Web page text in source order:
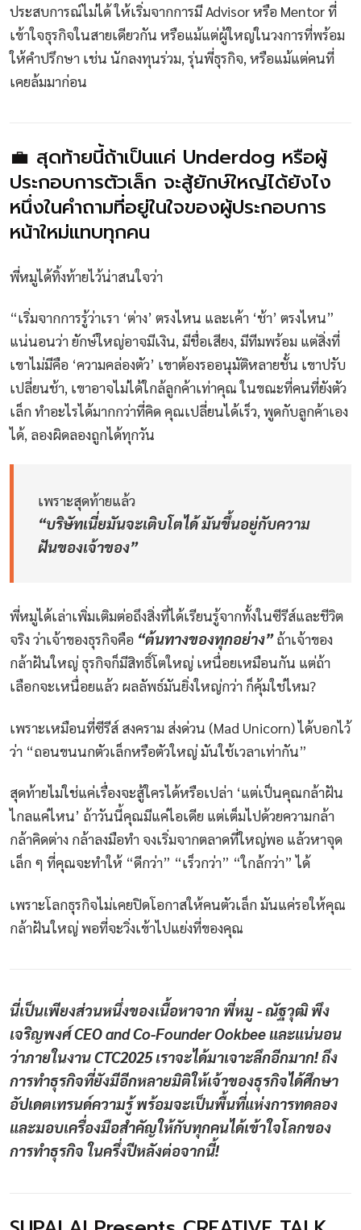
ประสบการณ์ไม่ได้ ให้เริ่มจากการมี Advisor หรือ Mentor ที่
เข้าใจธุรกิจในสายเดียวกัน หรือแม้แต่ผู้ใหญ่ในวงการที่พร้อม
ให้คำปรึกษา เช่น นักลงทุนร่วม, รุ่นพี่ธุรกิจ, หรือแม้แต่คนที่
เคยล้มมาก่อน
💼 สุดท้ายนี้ถ้าเป็นแค่ Underdog หรือผู้
ประกอบการตัวเล็ก จะสู้ยักษ์ใหญ่ได้ยังไง
หนึ่งในคำถามที่อยู่ในใจของผู้ประกอบการ
หน้าใหม่แทบทุกคน
พี่หมูได้ทิ้งท้ายไว้น่าสนใจว่า
“เริ่มจากการรู้ว่าเรา ‘ต่าง’ ตรงไหน และเค้า ‘ช้า’ ตรงไหน”
แน่นอนว่า ยักษ์ใหญ่อาจมีเงิน, มีชื่อเสียง, มีทีมพร้อม แต่สิ่งที่
เขาไม่มีคือ ‘ความคล่องตัว’ เขาต้องรออนุมัติหลายชั้น เขาปรับ
เปลี่ยนช้า, เขาอาจไม่ได้ใกล้ลูกค้าเท่าคุณ ในขณะที่คนที่ยังตัว
เล็ก ทำอะไรได้มากกว่าที่คิด คุณเปลี่ยนได้เร็ว, พูดกับลูกค้าเอง
ได้, ลองผิดลองถูกได้ทุกวัน
เพราะสุดท้ายแล้ว
“บริษัทเนี่ยมันจะเติบโตได้ มันขึ้นอยู่กับความ
ฝันของเจ้าของ”
พี่หมูได้เล่าเพิ่มเติมต่อถึงสิ่งที่ได้เรียนรู้จากทั้งในซีรีส์และชีวิต
จริง ว่าเจ้าของธุรกิจคือ “ต้นทางของทุกอย่าง”ถ้าเจ้าของ
กล้าฝันใหญ่ ธุรกิจก็มีสิทธิ์โตใหญ่ เหนื่อยเหมือนกัน แต่ถ้า
เลือกจะเหนื่อยแล้ว ผลลัพธ์มันยิ่งใหญ่กว่า ก็คุ้มใช่ไหม?
เพราะเหมือนที่ซีรีส์ สงคราม ส่งด่วน (Mad Unicorn) ได้บอกไว้
ว่า “ถอนขนนกตัวเล็กหรือตัวใหญ่ มันใช้เวลาเท่ากัน”
สุดท้ายไม่ใช่แค่เรื่องจะสู้ใครได้หรือเปล่า ‘แต่เป็นคุณกล้าฝัน
ไกลแค่ไหน’ ถ้าวันนี้คุณมีแค่ไอเดีย แต่เต็มไปด้วยความกล้า
กล้าคิดต่าง กล้าลงมือทำ จงเริ่มจากตลาดที่ใหญ่พอ แล้วหาจุด
เล็ก ๆ ที่คุณจะทำให้ “ดีกว่า” “เร็วกว่า” “ใกล้กว่า” ได้
เพราะโลกธุรกิจไม่เคยปิดโอกาสให้คนตัวเล็ก มันแค่รอให้คุณ
กล้าฝันใหญ่ พอที่จะวิ่งเข้าไปแย่งที่ของคุณ
นี่เป็นเพียงส่วนหนึ่งของเนื้อหาจาก พี่หมู - ณัฐวุฒิ พึง
เจริญพงศ์ CEO and Co-Founder Ookbee และแน่นอน
ว่าภายในงาน CTC2025 เราจะได้มาเจาะลึกอีกมาก! ถึง
การทำธุรกิจที่ยังมีอีกหลายมิติให้เจ้าของธุรกิจได้ศึกษา
อัปเดตเทรนด์ความรู้ พร้อมจะเป็นพื้นที่แห่งการทดลอง
และมอบเครื่องมือสำคัญให้กับทุกคนได้เข้าใจโลกของ
การทำธุรกิจ ในครึ่งปีหลังต่อจากนี้!